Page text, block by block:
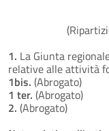
1. La Giunta
relative alle attività
1bis. (Abrogato)
1 ter. (Abrogato)
2. (Abrogato)